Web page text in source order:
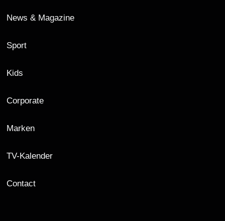
News & Magazine
Sport
Kids
Corporate
Marken
TV-Kalender
Contact